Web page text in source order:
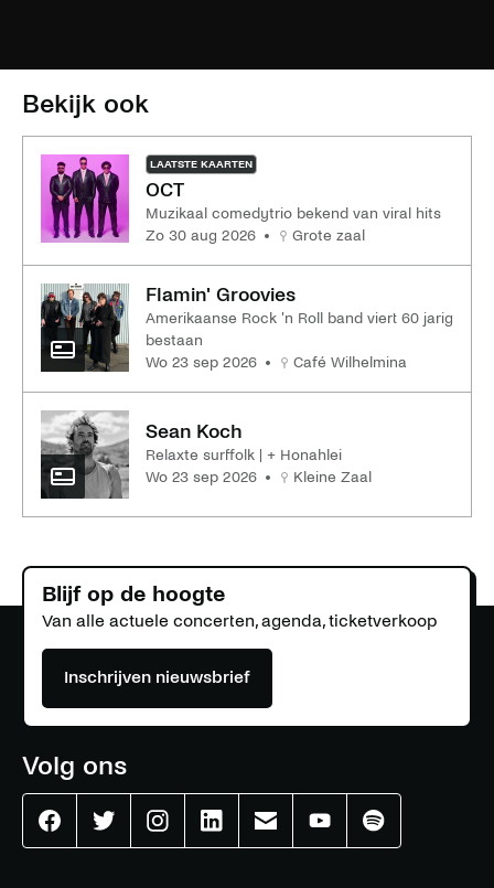
Bekijk ook
LAATSTE KAARTEN
OCT
Muzikaal comedytrio bekend van viral hits
zo 30 aug 2026
Grote zaal
Flamin' Groovies
Amerikaanse Rock 'n Roll band viert 60 jarig
bestaan
wo 23 sep 2026
Café Wilhelmina
Sean Koch
Relaxte surffolk | + Honahlei
wo 23 sep 2026
Kleine Zaal
Blijf op de hoogte
Van alle actuele concerten, agenda, ticketverkoop
Inschrijven nieuwsbrief
Volg ons
EffenaarEffenaarEffenaarEffenaarEffenaarEffenaarEffenaar